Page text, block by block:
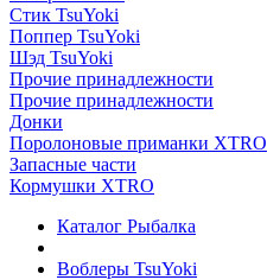
Стик TsuYoki
Поппер TsuYoki
Шэд TsuYoki
Прочие принадлежности
Прочие принадлежности
Донки
Поролоновые приманки XTRO
Запасные части
Кормушки XTRO
Каталог Рыбалка
Воблеры TsuYoki